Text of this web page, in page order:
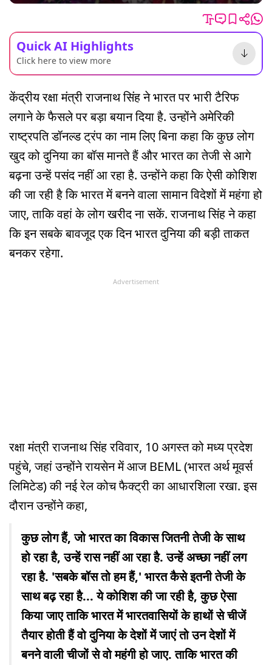
Quick AI Highlights
Click here to view more
केंद्रीय रक्षा मंत्री राजनाथ सिंह ने भारत पर भारी टैरिफ
लगाने के फैसले पर बड़ा बयान दिया है. उन्होंने अमेरिकी
राष्ट्रपति डॉनल्ड ट्रंप का नाम लिए बिना कहा कि कुछ लोग
खुद को दुनिया का बॉस मानते हैं और भारत का तेजी से आगे
बढ़ना उन्हें पसंद नहीं आ रहा है. उन्होंने कहा कि ऐसी कोशिश
की जा रही है कि भारत में बनने वाला सामान विदेशों में महंगा हो
जाए, ताकि वहां के लोग खरीद ना सकें. राजनाथ सिंह ने कहा
कि इन सबके बावजूद एक दिन भारत दुनिया की बड़ी ताकत
बनकर रहेगा.
Advertisement
रक्षा मंत्री राजनाथ सिंह रविवार, 10 अगस्त को मध्य प्रदेश
पहुंचे, जहां उन्होंने रायसेन में आज BEML (भारत अर्थ मूवर्स
लिमिटेड) की नई रेल कोच फैक्ट्री का आधारशिला रखा. इस
दौरान उन्होंने कहा,
कुछ लोग हैं, जो भारत का विकास जितनी तेजी के साथ
हो रहा है, उन्हें रास नहीं आ रहा है. उन्हें अच्छा नहीं लग
रहा है. 'सबके बॉस तो हम हैं,' भारत कैसे इतनी तेजी के
साथ बढ़ रहा है... ये कोशिश की जा रही है, कुछ ऐसा
किया जाए ताकि भारत में भारतवासियों के हाथों से चीजें
तैयार होती हैं वो दुनिया के देशों में जाएं तो उन देशों में
बनने वाली चीजों से वो महंगी हो जाए. ताकि भारत की